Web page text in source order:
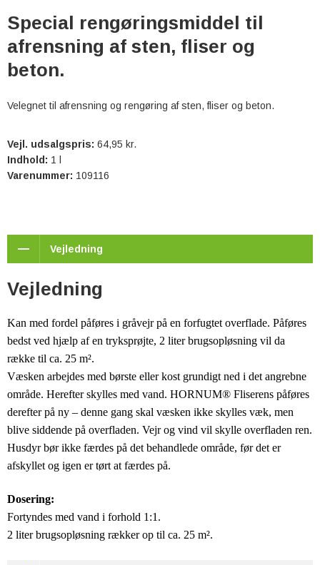
Special rengøringsmiddel til
afrensning af sten, fliser og
beton.
Velegnet til afrensning og rengøring af sten, fliser og beton.
Vejl. udsalgspris: 64,95 kr.
Indhold: 1 l
Varenummer: 109116
Vejledning
Vejledning
Kan med fordel påføres i gråvejr på en forfugtet overflade. Påføres
bedst ved hjælp af en tryksprøjte, 2 liter brugsopløsning vil da
række til ca. 25 m².
Væsken arbejdes med børste eller kost grundigt ned i det angrebne
område. Herefter skylles med vand. HORNUM® Fliserens påføres
derefter på ny – denne gang skal væsken ikke skylles væk, men
blive siddende på overfladen. Vejr og vind vil skylle overfladen ren.
Husdyr bør ikke færdes på det behandlede område, før det er
afskyllet og igen er tørt at færdes på.
Dosering:
Fortyndes med vand i forhold 1:1.
2 liter brugsopløsning rækker op til ca. 25 m².